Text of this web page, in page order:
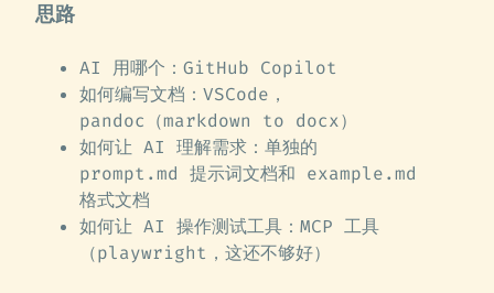
思路
AI 用哪个：GitHub Copilot
如何编写文档：VSCode，
pandoc（markdown to docx）
如何让 AI 理解需求：单独的
prompt.md 提示词文档和 example.md
格式文档
如何让 AI 操作测试工具：MCP 工具
（playwright，这还不够好）